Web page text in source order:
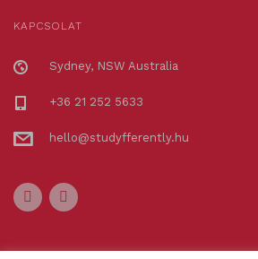
KAPCSOLAT
Sydney, NSW Australia
+36 21 252 5633
hello@studyfferently.hu